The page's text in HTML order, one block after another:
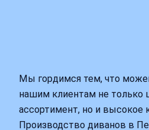
Мы гордимся тем, что
нашим клиентам не только
ассортимент, но и высокое
Производство диванов в